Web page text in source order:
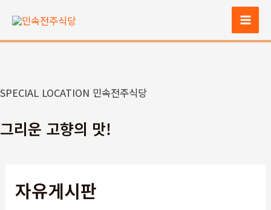
츠
너
기
Main
SPECIAL LOCATION 민속전주식당
그리운 고향의 맛!
자유게시판